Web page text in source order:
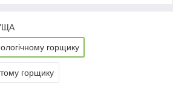
горщику
горщику